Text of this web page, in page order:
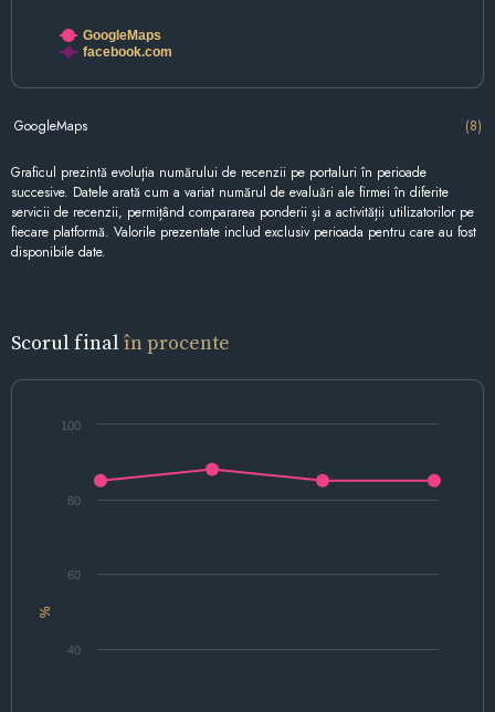
GoogleMaps
facebook.com
GoogleMaps (8)
Graficul prezintă evoluția numărului de recenzii pe portaluri în perioade
succesive. Datele arată cum a variat numărul de evaluări ale firmei în diferite
servicii de recenzii, permițând compararea ponderii și a activității utilizatorilor pe
fiecare platformă. Valorile prezentate includ exclusiv perioada pentru care au fost
disponibile date.
Scorul final în procente
%
40
60
80
100